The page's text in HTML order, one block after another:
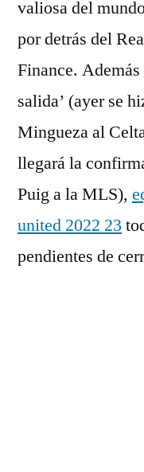
valiosa del
por detrás del
Finance.
salida’ (ayer se
Mingueza al
llegará la
Puig a la MLS),
united 2022 23
pendientes de